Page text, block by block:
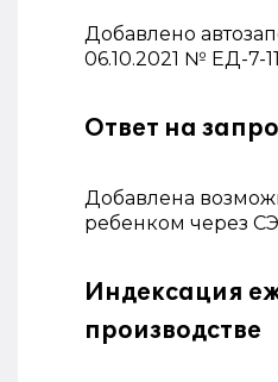
Добавлено
06.10.2021 № ЕД-7-
Ответ на
Добавлена
ребенком через
Индексация
производстве